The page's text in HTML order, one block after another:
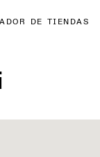
DE TIENDAS